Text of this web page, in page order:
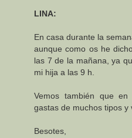
LINA:
En casa durante la
aunque como os he
las 7 de la mañana, ya
mi hija a las 9 h.
Vemos también que
gastas de muchos tipos y
Besotes,